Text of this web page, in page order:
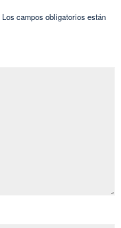
Los campos obligatorios están